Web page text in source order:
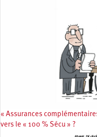
« Assurances
vers le « 100 % Sécu » ?